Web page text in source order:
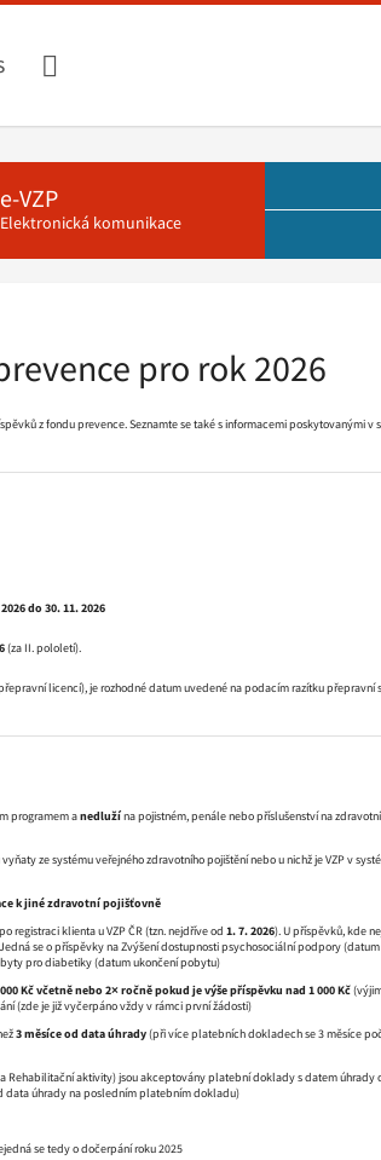
e-VZP
Elektronická komunikace
pro rok 2026
z fondu prevence. Seznamte se také s informacemi poskytovanými v
do 30. 11. 2026
(za II. pololetí).
licencí), je rozhodné datum uvedené na podacím razítku
programem anedlužína pojistném, penále nebo příslušenství na
ze systému veřejného zdravotního pojištění nebo u nichž je VZP v
k jiné zdravotní pojišťovně
registraci klienta u VZP ČR (tzn. nejdříve od 1. 7. 2026). U příspěvků, kde
Jedná se o příspěvky na Zvýšení dostupnosti psychosociální podpory
pro diabetiky (datum ukončení pobytu)
Kč včetně nebo 2× ročně pokud je výše příspěvku nad 1 000 Kč
(zde je již vyčerpáno vždy v rámci první žádosti)
3 měsíce od data úhrady(při více platebních dokladech se 3 měsíce
Rehabilitační aktivity) jsou akceptovány platební dokladys datem úhrady
data úhrady na posledním platebním dokladu)
se tedy o dočerpání roku 2025